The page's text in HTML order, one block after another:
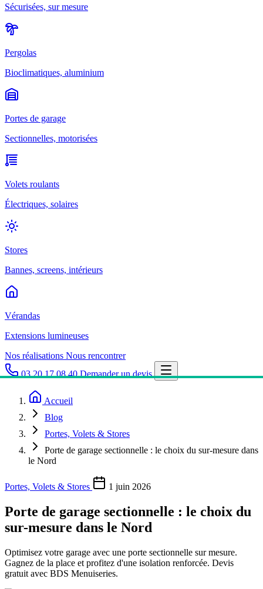
Sécurisées, sur mesure
Pergolas
Bioclimatiques, aluminium
Portes de garage
Sectionnelles, motorisées
Volets roulants
Électriques, solaires
Stores
Bannes, screens, intérieurs
Vérandas
Extensions lumineuses
Nos réalisations Nous rencontrer
03 20 17 08 40Demander un devis
Accueil
Blog
Portes, Volets & Stores
Porte de garage sectionnelle : le choix du sur-mesure dans
le Nord
Portes, Volets & Stores 1 juin 2026
Porte de garage sectionnelle : le choix du
sur-mesure dans le Nord
Optimisez votre garage avec une porte sectionnelle sur mesure.
Gagnez de la place et profitez d'une isolation renforcée. Devis
gratuit avec BDS Menuiseries.